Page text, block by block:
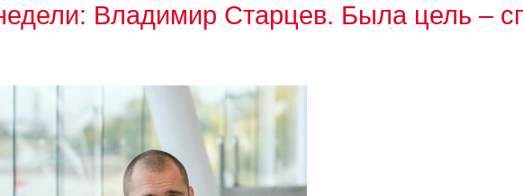
Владимир Старцев. Была цель –